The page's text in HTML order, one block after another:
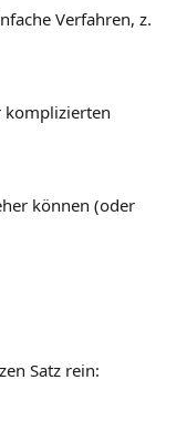
Verfahren, z.
komplizierten
können (oder
Satz rein: